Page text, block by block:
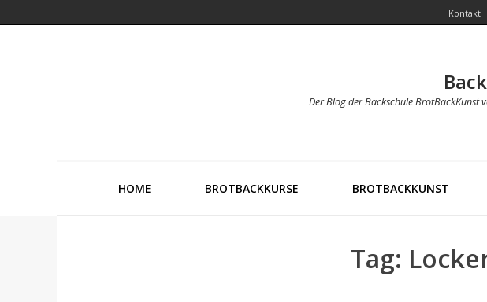
Kontakt
Der Blog der Backschule BrotBackKunst
HOME BROTBACKKURSE BROTBACKKUNST
Tag: